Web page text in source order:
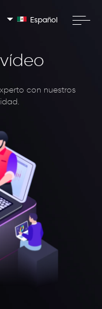
Español
con nuestros